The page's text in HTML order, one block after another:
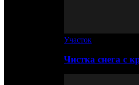
Участок
Чистка снега с